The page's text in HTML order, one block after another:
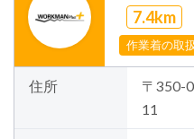
7.4km
作業着の取
住所
〒350-
11